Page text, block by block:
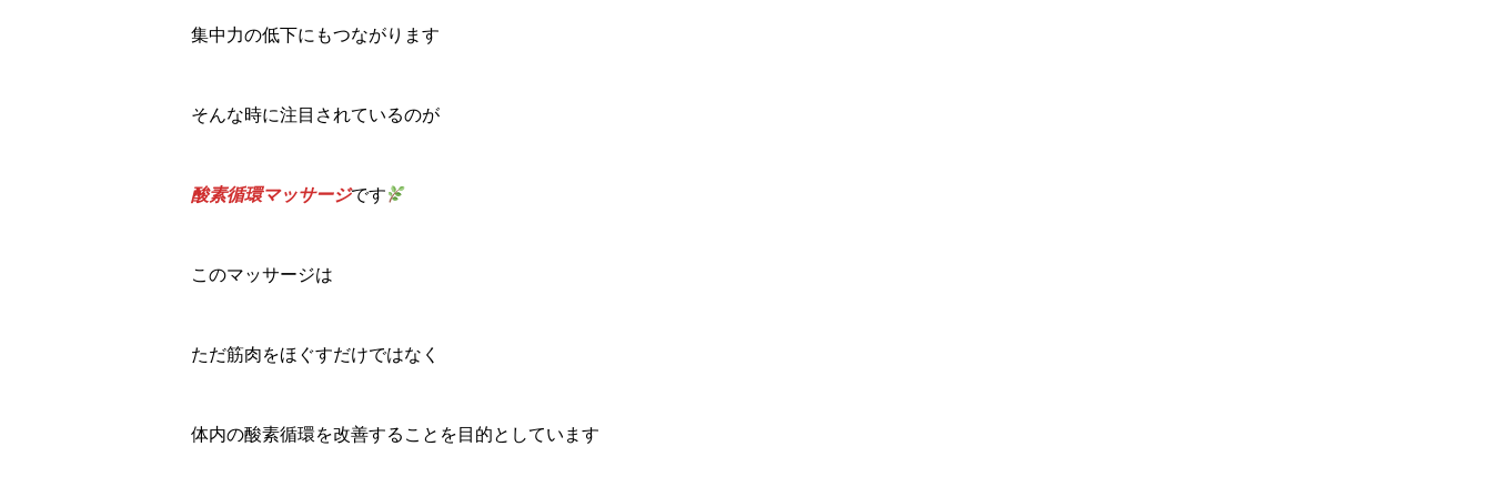
集中力の低下にもつながります
そんな時に注目されているのが
酸素循環マッサージです
このマッサージは
ただ筋肉をほぐすだけではなく
体内の酸素循環を改善することを目的としています